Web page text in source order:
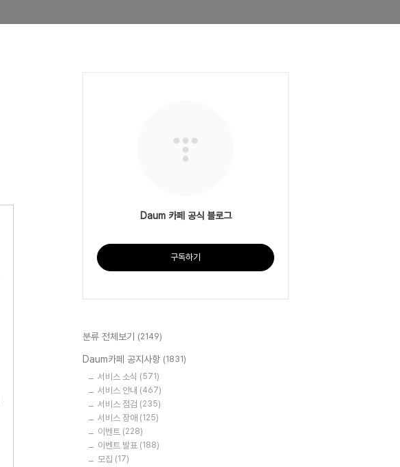
Daum 카페 공식 블로그
구독하기
분류 전체보기 (2149)
Daum카페 공지사항 (1831)
서비스 소식 (571)
서비스 안내 (467)
서비스 점검 (235)
서비스 장애 (125)
이벤트 (228)
이벤트 발표 (188)
모집 (17)